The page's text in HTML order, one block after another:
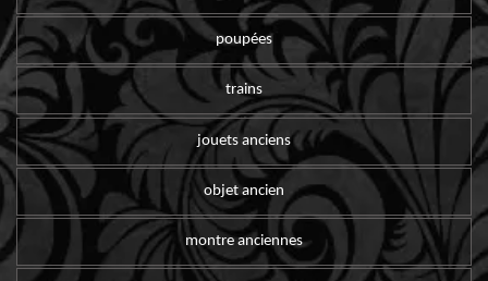
poupées
trains
jouets anciens
objet ancien
montre anciennes